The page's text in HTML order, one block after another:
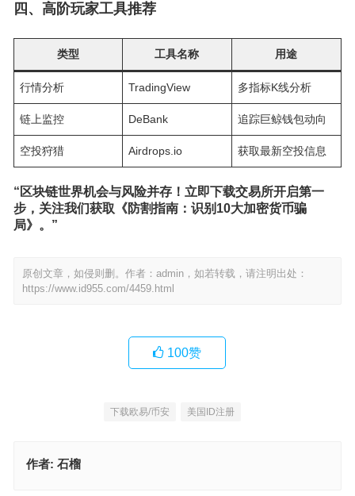
四、高阶玩家工具推荐
类型 工具名称 用途
行情分析 TradingView 多指标K线分析
链上监控 DeBank 追踪巨鲸钱包动向
空投狩猎 Airdrops.io 获取最新空投信息
“区块链世界机会与风险并存！立即下载交易所开启第一
步，关注我们获取《防割指南：识别10大加密货币骗
局》。”
原创文章，如侵则删。作者：admin，如若转载，请注明出处：
https://www.id955.com/4459.html
100赞
下载欧易/币安 美国ID注册
作者: 石榴